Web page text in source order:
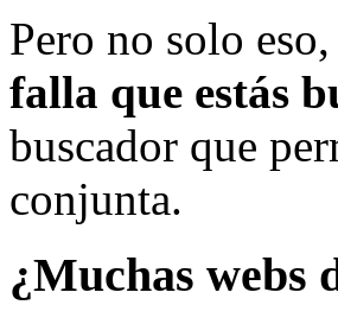
Pero no solo eso,
falla que estás
buscador que
conjunta.
¿Muchas webs